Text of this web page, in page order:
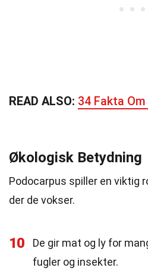
READ ALSO: 34 Fakta
Økologisk Betydning
Podocarpus spiller en viktig
der de vokser.
10
De gir mat og ly for
fugler og insekter.